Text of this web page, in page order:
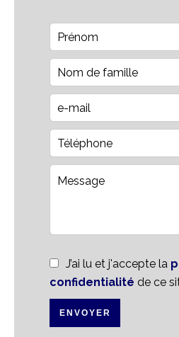
J’ai lu et j'accepte la
confidentialité de ce
ENVOYER